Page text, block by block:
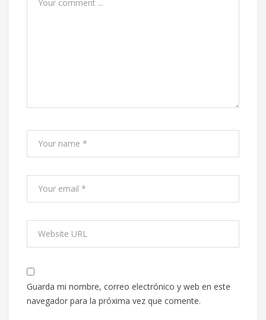
Guarda mi nombre, correo electrónico y web en este
navegador para la próxima vez que comente.